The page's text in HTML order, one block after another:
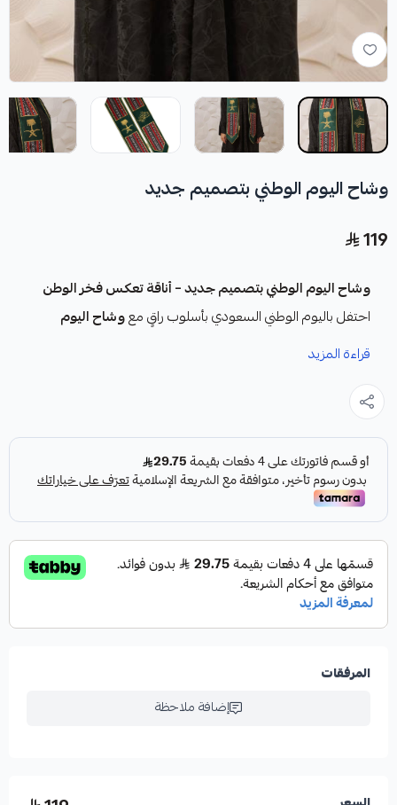
وشاح اليوم الوطني بتصميم جديد
119
وشاح اليوم الوطني بتصميم جديد – أناقة تعكس فخر الوطن
احتفل باليوم الوطني السعودي بأسلوب راقٍ معوشاح اليوم
الوطني السعودي الفاخر
الوطنية.
تفاصيل المنتج:
قماش مخمل ناعم واكثر فخامة
تطريزات فخمة بخيوط ذهبية تعكس ألوان العلم السعودي.
زخارف سدو تراثية مستوحاة من الثقافة السعودية الأصيلة.
تطريز واضح لشعار المملكة (السيفين والنخلة) يبرز الفخر والهوية.
مقاس الوشاح ( 170 سم طول × 16 سم عرض)
مناسب للجنسين ( رجالي ، نسائي ).
قراءة المزيد
المرفقات
إضافة ملاحظة